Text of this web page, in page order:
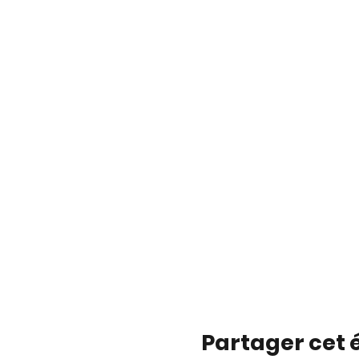
Partager cet